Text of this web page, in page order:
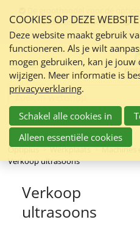
links
over
Spring
naar
de
inhoud
Spring
naar
navigatie
Nederland en Belgie
Menu
Zoeken:
Optiplus Werkplaats Machines
Verkoop ultrasoons
Verkoop
ultrasoons
COOKIES OP DEZE WEBSITE
Deze website maakt gebruik
functioneren. Als je wilt
mogen gebruiken, kan je jouw
wijzigen. Meer informatie is
privacyverklaring.
Schakel alle cookies in
Alleen essentiële cookies